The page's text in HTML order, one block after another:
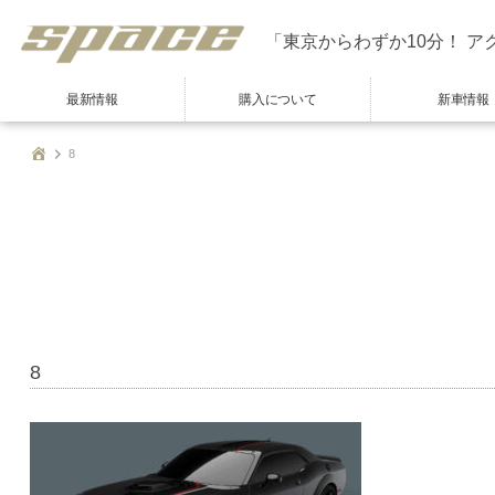
「東京からわずか10分！ ア
最新情報 購入について 新車情報
8
8